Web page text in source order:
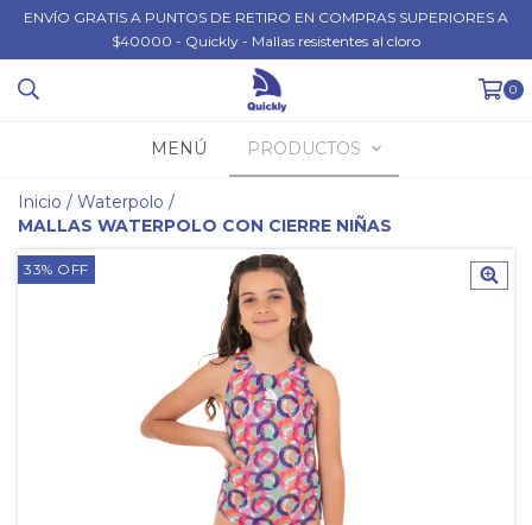
ENVÍO GRATIS A PUNTOS DE RETIRO EN COMPRAS SUPERIORES A
$40000 - Quickly - Mallas resistentes al cloro
0
MENÚ PRODUCTOS
Inicio / Waterpolo /
MALLAS WATERPOLO CON CIERRE NIÑAS
33% OFF